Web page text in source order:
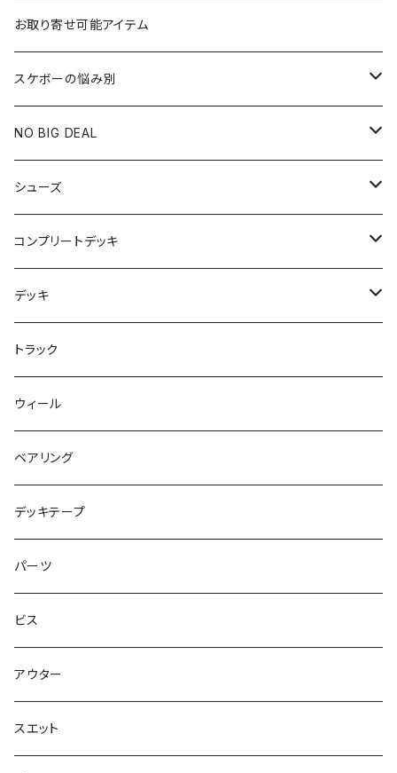
お取り寄せ可能アイテム
スケボーの悩み別
膝や腰が痛い
NO BIG DEAL
NBD CUSTOMIZED
USED ITEM
Tシャツ
パンツ
キャップ
アウター
シャツ
トップス
スエット
ソックス
アンダーウェア
シューズ
キッズシューズ
NIKE SB ORANGE LABEL/ISO
NIKE SB ISHOD2
NIKE SB PS8
NIKE SB DUNK
NM933
ゴツいシューズ最高！
Small Shoes
コンプリートデッキ
HI5のパーツセット
エントリーモデルコンプリート
7.7インチ
8インチ
8.2インチ
デッキ
7インチ
7.2インチ
7.3インチ
7.5インチ
7.7インチ
7.8インチ
7.9インチ
8インチ
トラック
ウィール
ベアリング
デッキテープ
パーツ
ビス
アウター
スエット